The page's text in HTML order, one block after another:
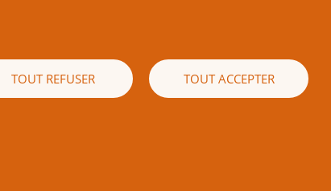
TOUT REFUSER TOUT ACCEPTER